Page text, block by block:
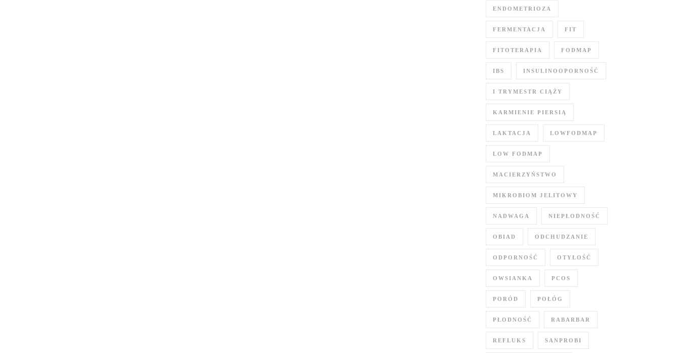
ENDOMETRIOZA
FERMENTACJA FIT
FITOTERAPIA FODMAP
IBS INSULINOOPORNOŚĆ
I TRYMESTR CIĄŻY
KARMIENIE PIERSIĄ
LAKTACJA LOWFODMAP
LOW FODMAP
MACIERZYŃSTWO
MIKROBIOM JELITOWY
NADWAGA NIEPŁODNOŚĆ
OBIAD ODCHUDZANIE
ODPORNOŚĆ OTYŁOŚĆ
OWSIANKA PCOS
PORÓD POŁÓG
PŁODNOŚĆ RABARBAR
REFLUKS SANPROBI